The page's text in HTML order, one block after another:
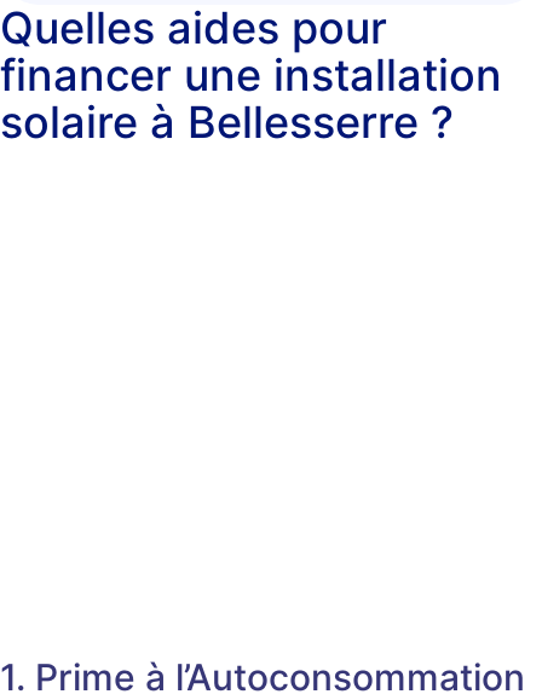
Quelles aides pour
financer une installation
solaire à Bellesserre ?
1. Prime à l’Autoconsommation